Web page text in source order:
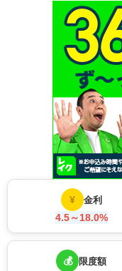
¥ 金利
4.5～18.0%
💰 限度額